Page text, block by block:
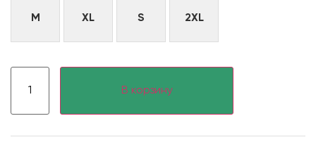
M XL S 2XL
В корзину